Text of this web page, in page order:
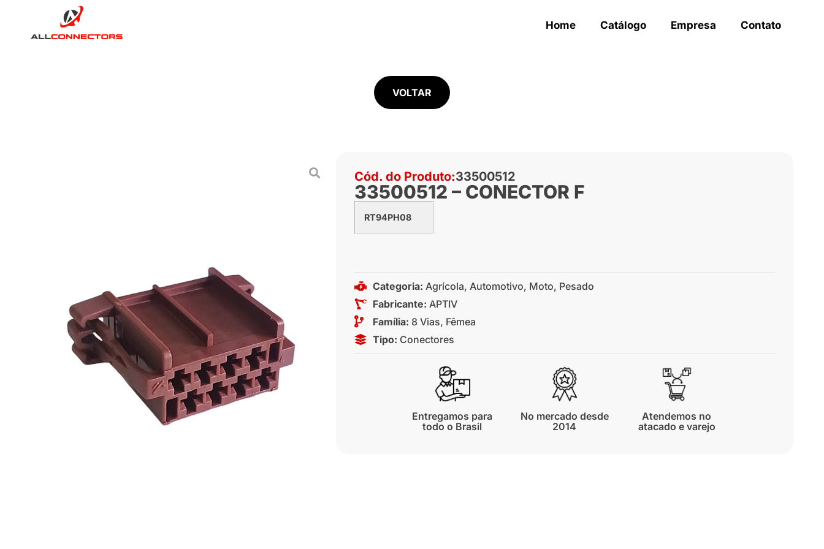
Home Catálogo Empresa Contato
VOLTAR
Cód. do Produto:33500512
33500512 – CONECTOR F
RT94PH08
Categoria: Agrícola, Automotivo, Moto, Pesado
Fabricante: APTIV
Família: 8 Vias, Fêmea
Tipo: Conectores
Entregamos para
todo o Brasil
No mercado desde
2014
Atendemos no
atacado e varejo